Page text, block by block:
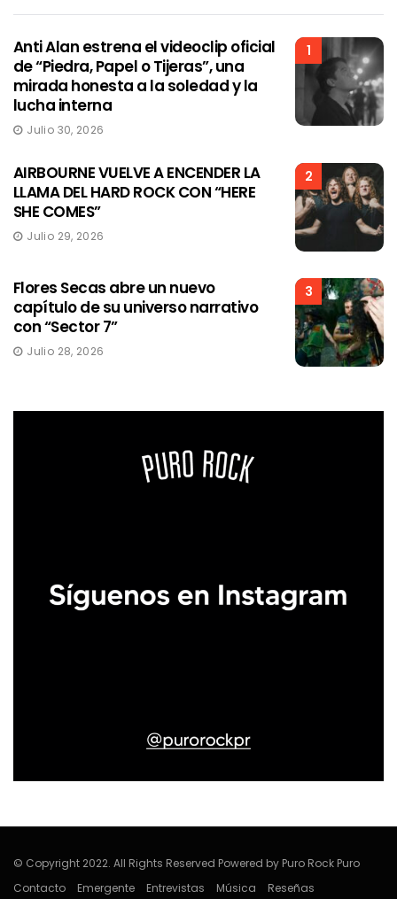
1
Anti Alan estrena el videoclip oficial
de “Piedra, Papel o Tijeras”, una
mirada honesta a la soledad y la
lucha interna
Julio 30, 2026
2
AIRBOURNE VUELVE A ENCENDER LA
LLAMA DEL HARD ROCK CON “HERE
SHE COMES”
Julio 29, 2026
3
Flores Secas abre un nuevo
capítulo de su universo narrativo
con “Sector 7”
Julio 28, 2026
© Copyright 2022. All Rights Reserved Powered by Puro Rock Puro
Contacto
Emergente Entrevistas Música Reseñas